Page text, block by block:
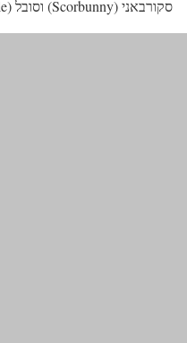
סקורבאני (Scorbunny) וסובל (Sobble).